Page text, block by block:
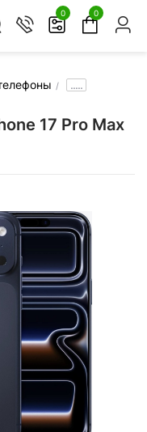
0 0
.....
17 Pro Max